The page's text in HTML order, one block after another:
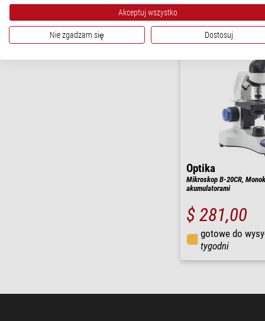
Artykuł 1 - 2 z 2
Optika
Mikroskop B-20CR,
akumulatorami
$ 281,00
gotowe do
tygodni
Akceptuj wszystko
Nie zgadzam się Dostosuj